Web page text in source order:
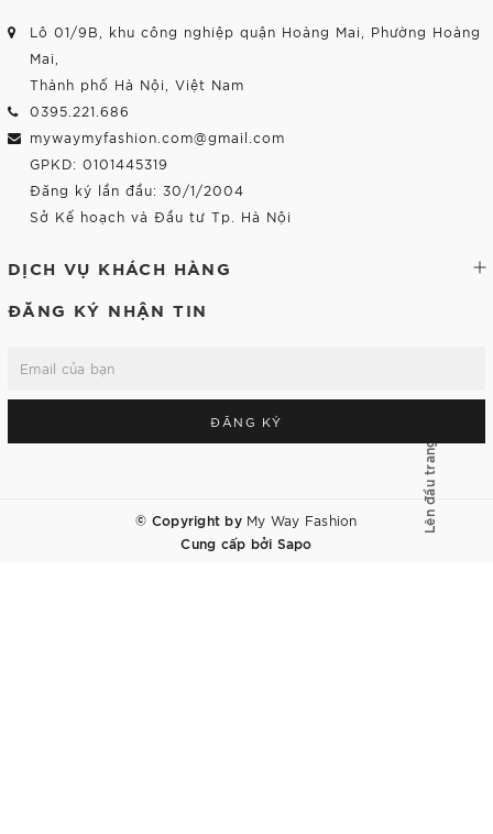
Lô 01/9B, khu công nghiệp quận Hoàng Mai, Phường Hoàng
Mai,
Thành phố Hà Nội, Việt Nam
0395.221.686
mywaymyfashion.com@gmail.com
GPKD: 0101445319
Đăng ký lần đầu: 30/1/2004
Sở Kế hoạch và Đầu tư Tp. Hà Nội
DỊCH VỤ KHÁCH HÀNG
ĐĂNG KÝ NHẬN TIN
ĐĂNG KÝ
© Copyright by My Way Fashion
Cung cấp bởi Sapo
Lên đầu trang